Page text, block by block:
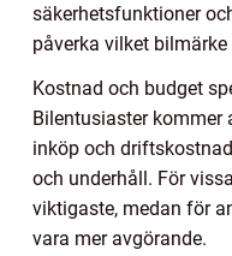
säkerhetsfunktioner
påverka vilket
Kostnad och budget
Bilentusiaster
inköp och
och underhåll. För
viktigaste, medan för
vara mer avgörande.